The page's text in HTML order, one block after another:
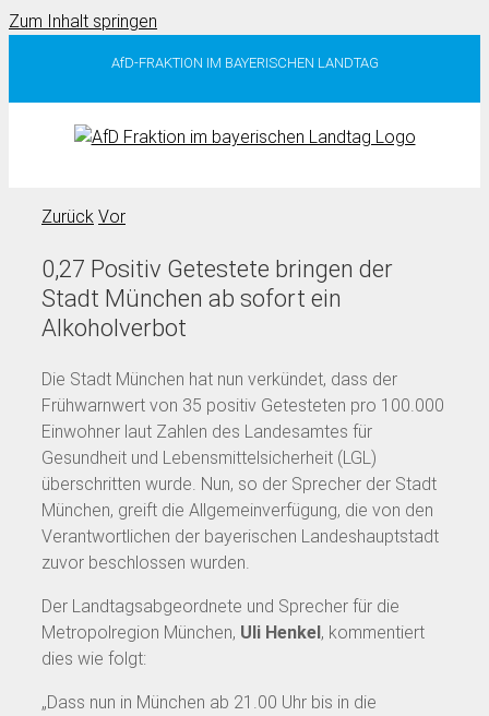
Zum Inhalt springen
AfD-FRAKTION IM BAYERISCHEN LANDTAG
Zurück Vor
0,27 Positiv Getestete bringen der
Stadt München ab sofort ein
Alkoholverbot
Die Stadt München hat nun verkündet, dass der
Frühwarnwert von 35 positiv Getesteten pro 100.000
Einwohner laut Zahlen des Landesamtes für
Gesundheit und Lebensmittelsicherheit (LGL)
überschritten wurde. Nun, so der Sprecher der Stadt
München, greift die Allgemeinverfügung, die von den
Verantwortlichen der bayerischen Landeshauptstadt
zuvor beschlossen wurden.
Der Landtagsabgeordnete und Sprecher für die
Metropolregion München, Uli Henkel, kommentiert
dies wie folgt:
„Dass nun in München ab 21.00 Uhr bis in die